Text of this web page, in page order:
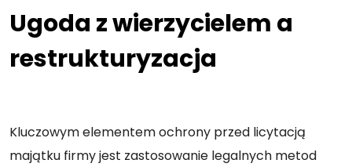
Ugoda z wierzycielem a
restrukturyzacja
Kluczowym elementem ochrony przed licytacją
majątku firmy jest zastosowanie legalnych metod